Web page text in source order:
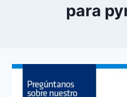
para